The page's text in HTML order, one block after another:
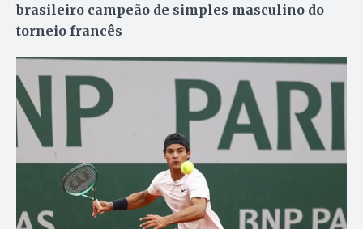
brasileiro campeão de simples masculino do
torneio francês